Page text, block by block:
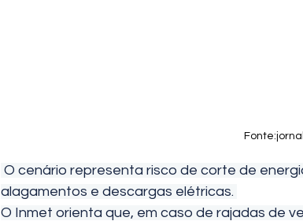
alagamentos e descargas elétricas.
O Inmet orienta que, em caso de rajadas de